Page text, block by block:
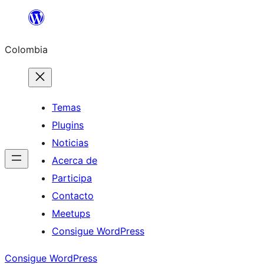
Saltar
contenido
Colombia
Temas
Plugins
Noticias
Acerca de
Participa
Contacto
Meetups
Consigue WordPress
Consigue WordPress